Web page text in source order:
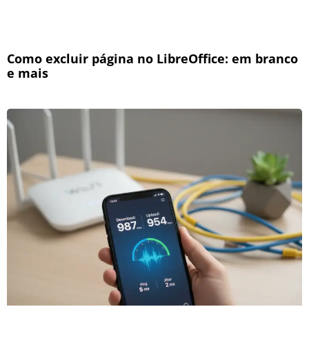
Como excluir página no LibreOffice: em branco
e mais